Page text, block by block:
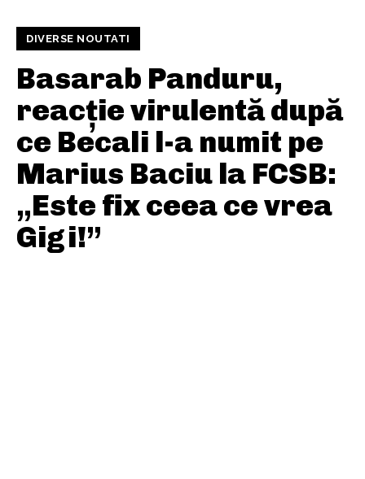
DIVERSE NOUTATI
Basarab Panduru,
reacție virulentă după
ce Becali l-a numit pe
Marius Baciu la FCSB:
„Este fix ceea ce vrea
Gigi!”